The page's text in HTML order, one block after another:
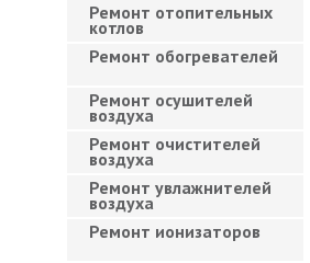
Ремонт отопительных
котлов
Ремонт обогревателей
Ремонт осушителей
воздуха
Ремонт очистителей
воздуха
Ремонт увлажнителей
воздуха
Ремонт ионизаторов